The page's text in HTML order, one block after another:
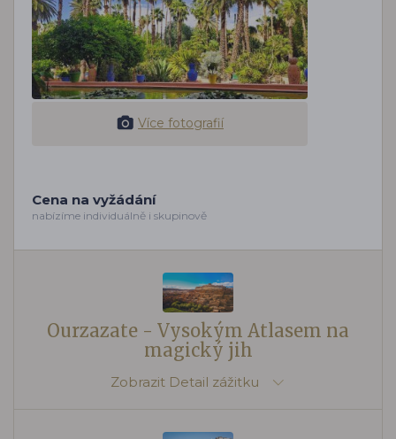
Více fotografií
Cena na vyžádání
nabízíme individuálně i skupinově
Ourzazate - Vysokým Atlasem na
magický jih
Zobrazit Detail zážitku